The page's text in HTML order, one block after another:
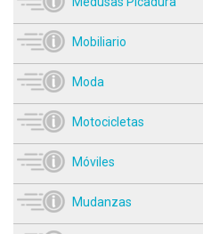
Mobiliario
Moda
Motocicletas
Móviles
Mudanzas